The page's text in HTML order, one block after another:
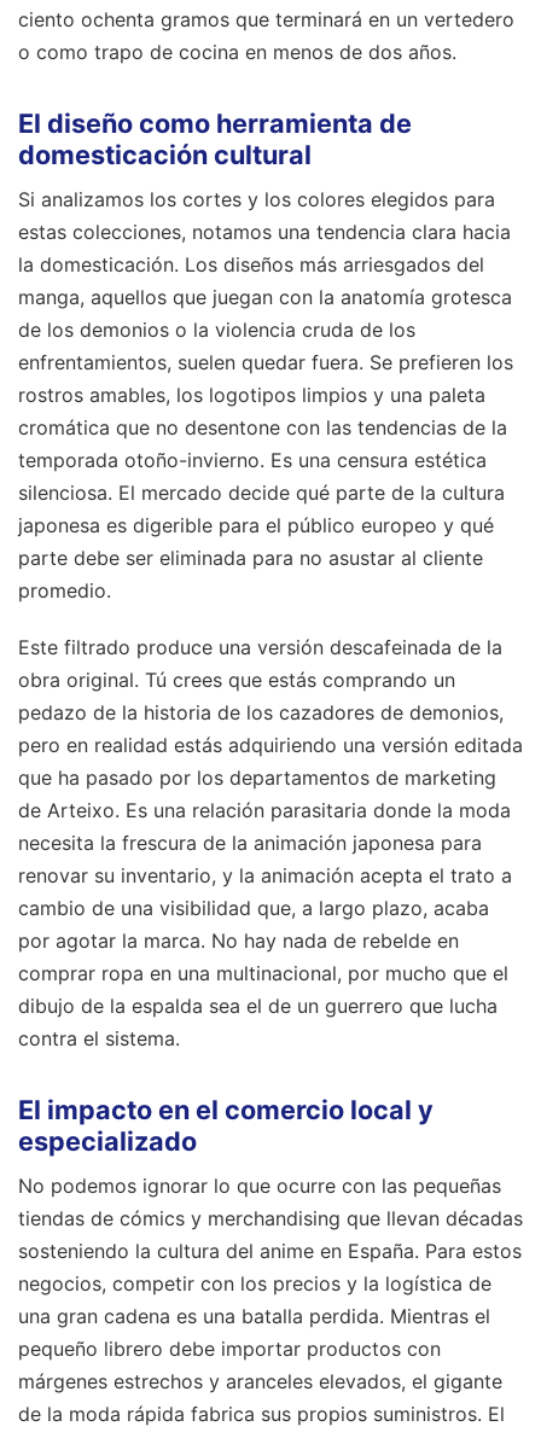
ciento ochenta gramos que terminará en un vertedero
o como trapo de cocina en menos de dos años.
El diseño como herramienta de
domesticación cultural
Si analizamos los cortes y los colores elegidos para
estas colecciones, notamos una tendencia clara hacia
la domesticación. Los diseños más arriesgados del
manga, aquellos que juegan con la anatomía grotesca
de los demonios o la violencia cruda de los
enfrentamientos, suelen quedar fuera. Se prefieren los
rostros amables, los logotipos limpios y una paleta
cromática que no desentone con las tendencias de la
temporada otoño-invierno. Es una censura estética
silenciosa. El mercado decide qué parte de la cultura
japonesa es digerible para el público europeo y qué
parte debe ser eliminada para no asustar al cliente
promedio.
Este filtrado produce una versión descafeinada de la
obra original. Tú crees que estás comprando un
pedazo de la historia de los cazadores de demonios,
pero en realidad estás adquiriendo una versión editada
que ha pasado por los departamentos de marketing
de Arteixo. Es una relación parasitaria donde la moda
necesita la frescura de la animación japonesa para
renovar su inventario, y la animación acepta el trato a
cambio de una visibilidad que, a largo plazo, acaba
por agotar la marca. No hay nada de rebelde en
comprar ropa en una multinacional, por mucho que el
dibujo de la espalda sea el de un guerrero que lucha
contra el sistema.
El impacto en el comercio local y
especializado
No podemos ignorar lo que ocurre con las pequeñas
tiendas de cómics y merchandising que llevan décadas
sosteniendo la cultura del anime en España. Para estos
negocios, competir con los precios y la logística de
una gran cadena es una batalla perdida. Mientras el
pequeño librero debe importar productos con
márgenes estrechos y aranceles elevados, el gigante
de la moda rápida fabrica sus propios suministros. El